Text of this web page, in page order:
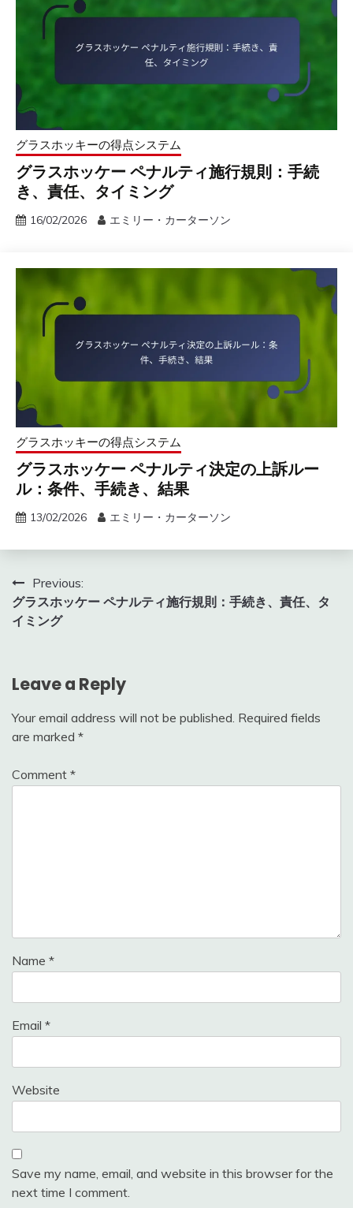
グラスホッキーの得点システム
グラスホッケー ペナルティ施行規則：手続
き、責任、タイミング
16/02/2026 エミリー・カーターソン
グラスホッキーの得点システム
グラスホッケー ペナルティ決定の上訴ルー
ル：条件、手続き、結果
13/02/2026 エミリー・カーターソン
Post
navigation
Previous:
グラスホッケー ペナルティ施行規則：手続き、責任、タ
イミング
Leave a Reply
Your email address will not be published. Required fields
are marked *
Comment *
Name *
Email *
Website
Save my name, email, and website in this browser for the
next time I comment.